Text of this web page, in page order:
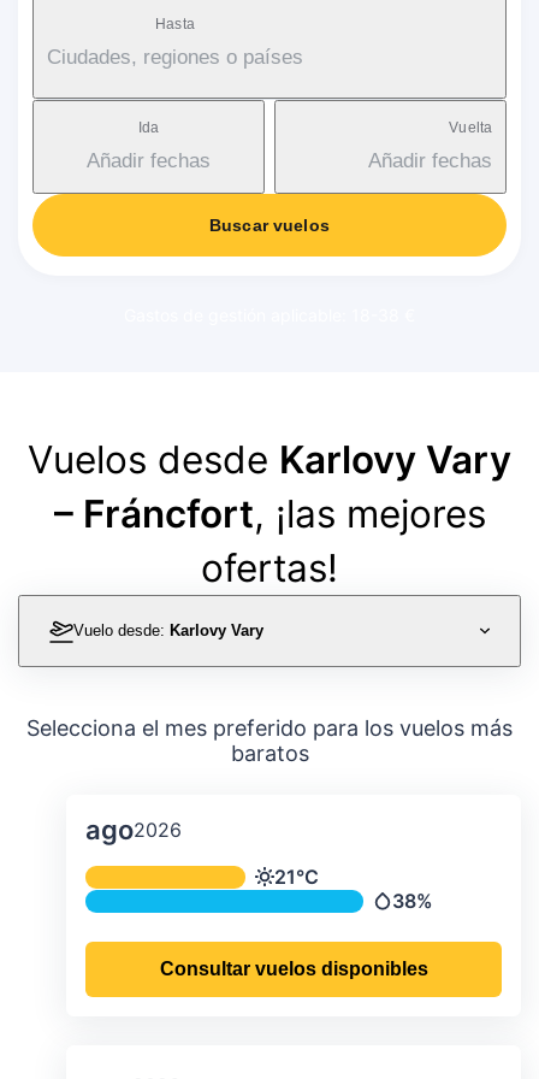
Hasta
Ciudades, regiones o países
Ida
Añadir fechas
Vuelta
Añadir fechas
Buscar vuelos
Vuelos desde Karlovy Vary
– Fráncfort, ¡las mejores
ofertas!
Vuelo desde: Karlovy Vary
Selecciona el mes preferido para los vuelos más
baratos
ago2026
Temperatura y precipitación media
Temperatura
21°C
Precipitación
38%
Consultar vuelos disponibles